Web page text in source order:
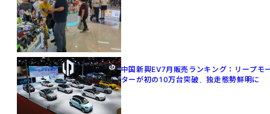
中国新興EV7月販売ランキング：リープモ
ターが初の10万台突破、独走態勢鮮明に